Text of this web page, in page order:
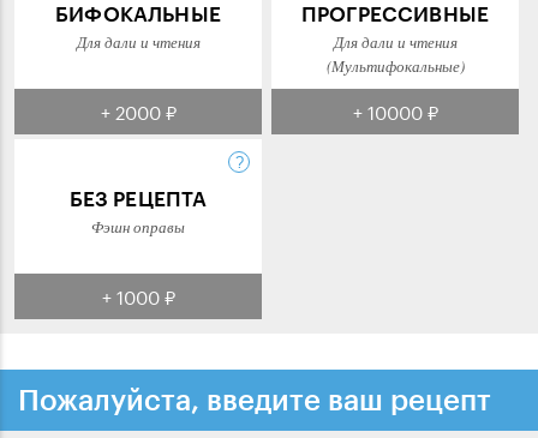
БИФОКАЛЬНЫЕ
Для дали и чтения
+ 2000 ₽
ПРОГРЕССИВНЫЕ
Для дали и чтения
(Мультифокальные)
+ 10000 ₽
БЕЗ РЕЦЕПТА
Фэшн оправы
+ 1000 ₽
Пожалуйста, введите ваш рецепт